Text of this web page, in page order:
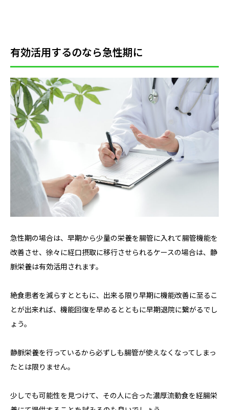
有効活用するのなら急性期に
急性期の場合は、早期から少量の栄養を腸管に入れて腸管機能を
改善させ、徐々に経口摂取に移行させられるケースの場合は、静
脈栄養は有効活用されます。
絶食患者を減らすとともに、出来る限り早期に機能改善に至るこ
とが出来れば、機能回復を早めるとともに早期退院に繋がるでし
ょう。
静脈栄養を行っているから必ずしも腸管が使えなくなってしまっ
たとは限りません。
少しでも可能性を見つけて、その人に合った濃厚流動食を経腸栄